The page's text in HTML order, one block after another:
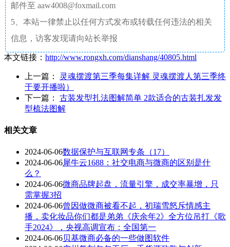
邮件至 aaw4008@foxmail.com
5、本站一律禁止以任何方式发布或转载任何违法的相关
信息，访客发现请向站长举报
本文链接： http://www.rongxh.com/dianshang/40805.html
上一篇：
灵魂摆渡第三季每集详解 灵魂摆渡人第三季终
于要开播啦）
下一篇： 古装发型扎法图解简单 2款适合的古装扎发发
型梳法图解
相关文章
2024-06-06数据保护与互联网专条（17）
2024-06-06犀牛云1688：社交电商与微商的区别是什
么？
2024-06-06微商品牌起盘，流量引擎，成交率暴增，只
需掌握3招
2024-06-06曾因做微商被看不起，初瑞雪怒斥情感主
播，卖化妆品你们都是弟弟《庆余年2》全方位吊打《歌
手2024》，央视高调宣布：全国第一
2024-06-06贝基微商必备的一些做图软件